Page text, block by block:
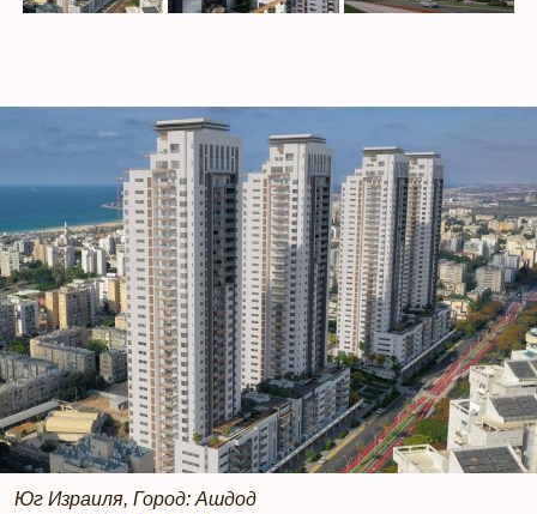
Юг Израиля, Город: Ашдод